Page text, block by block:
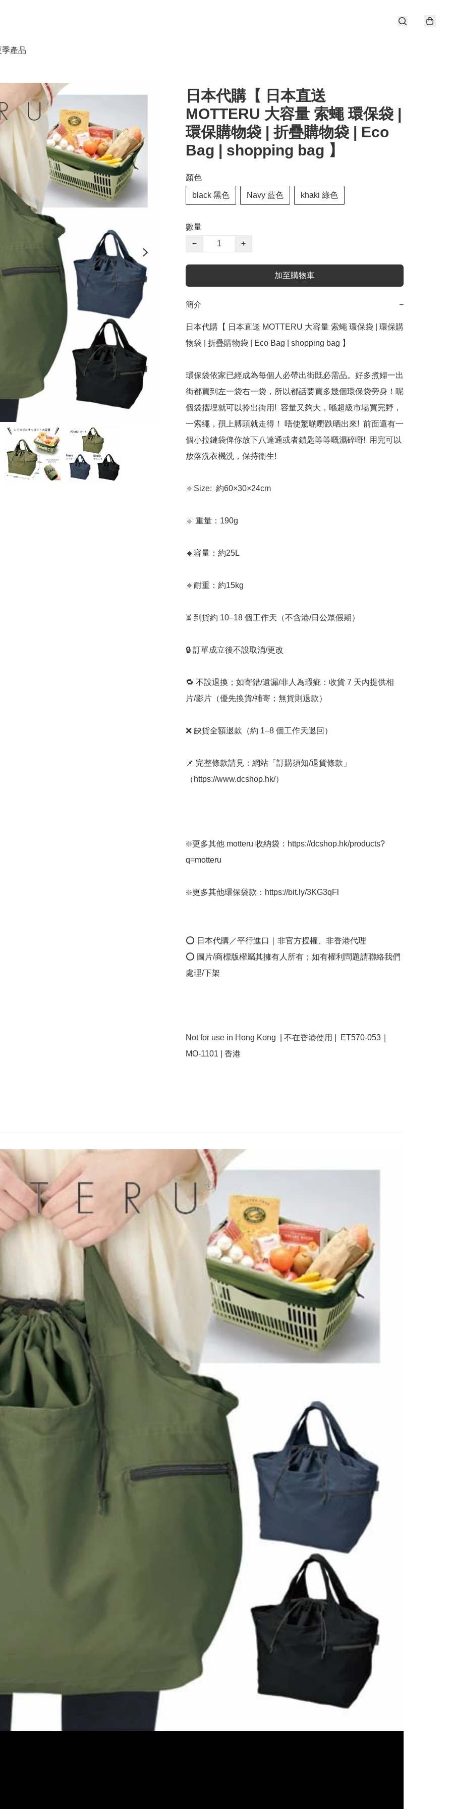
產品
日本代購【 日本直送
MOTTERU 大容量 索蠅 環保袋 |
環保購物袋 | 折疊購物袋 | Eco
Bag | shopping bag 】
顏色
black 黑色 Navy 藍色 khaki 綠色
數量
−
+
加至購物車
簡介 −
日本代購【 日本直送 MOTTERU 大容量 索蠅 環保袋 | 環保購
物袋 | 折疊購物袋 | Eco Bag | shopping bag 】﻿
環保袋依家已經成為每個人必帶出街既必需品。好多煮婦一出
街都買到左一袋右一袋，所以都話要買多幾個環保袋旁身！呢
個袋摺埋就可以拎出街用!  容量又夠大，喺超級市場買完野，
一索繩，孭上膊頭就走得！ 唔使驚啲嘢跌晒出來!  前面還有一
個小拉鏈袋俾你放下八達通或者鎖匙等等嘅濕碎嘢!  用完可以
放落洗衣機洗，保持衛生!
🔹Size:  約60×30×24cm
🔹 重量：190g
🔹容量：約25L
🔹耐重：約15kg
⏳ 到貨約 10–18 個工作天（不含港/日公眾假期）
🔒 訂單成立後不設取消/更改
🔁 不設退換；如寄錯/遺漏/非人為瑕疵：收貨 7 天內提供相
片/影片（優先換貨/補寄；無貨則退款）
❌ 缺貨全額退款（約 1–8 個工作天退回）
📌 完整條款請見：網站「訂購須知/退貨條款」
（https://www.dcshop.hk/）
❇️更多其他 motteru 收納袋：https://dcshop.hk/products?
q=motteru
❇️更多其他環保袋款：https://bit.ly/3KG3qFl
⭕ 日本代購／平行進口｜非官方授權、非香港代理
⭕ 圖片/商標版權屬其擁有人所有；如有權利問題請聯絡我們
處理/下架
Not for use in Hong Kong  | 不在香港使用 |  ET570-053｜
MO-1101 | 香港